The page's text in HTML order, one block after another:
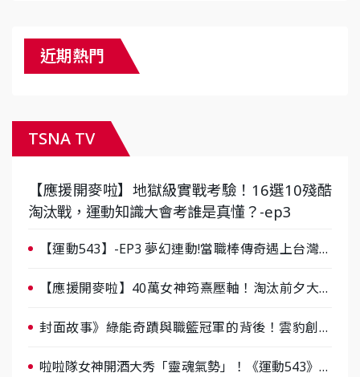
近期熱門
TSNA TV
【應援開麥啦】地獄級實戰考驗！16選10殘酷
淘汰戰，運動知識大會考誰是真懂？-ep3
【運動543】-EP3 夢幻連動!當職棒傳奇遇上台灣女
【應援開麥啦】40萬女神筠熹壓軸！淘汰前夕大混
封面故事》綠能奇蹟與職籃冠軍的背後！雲豹創辦
啦啦隊女神開酒大秀「靈魂氣勢」！《運動543》微